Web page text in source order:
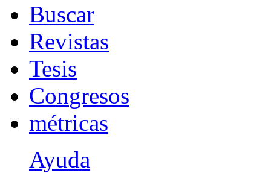
Buscar
Revistas
Tesis
Congresos
métricas
Ayuda